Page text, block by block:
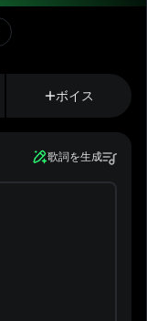
ボイス
歌詞を生成